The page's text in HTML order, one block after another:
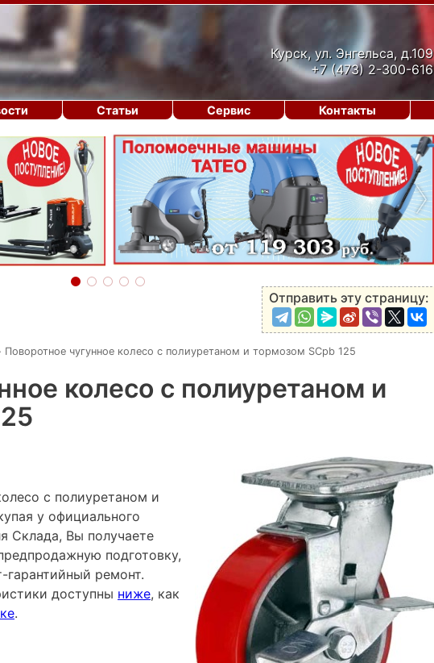
Курск, ул. Энгельса, д.109
+7 (473) 2-300-616
›
Отправить эту страницу:
Поворотное чугунное колесо с полиуретаном и тормозом SCpb 125
колесо с полиуретаном и
с полиуретаном и
у официального
Склада, Вы получаете
подготовку,
гарантийный ремонт.
доступны ниже, как
.
Статьи Сервис Контакты